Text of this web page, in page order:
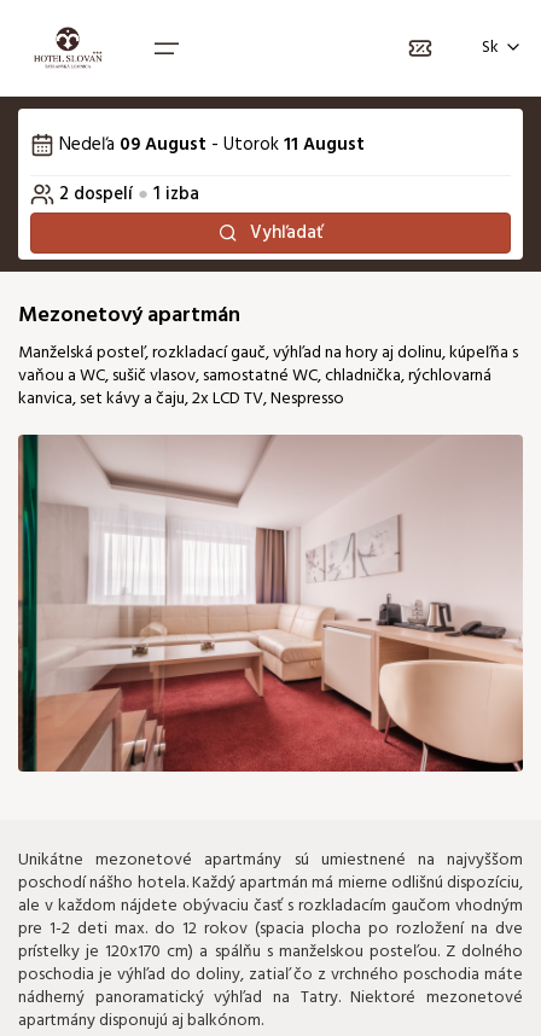
Darčekové poukážky
Sk
Nedeľa 09 August - Utorok11 August
Vyberte termín pobytu
August 2026
Po
01 02
03 04 05 06 07 08 09
10 11 12 13 14 15 16
17 18 19 20 21
25 27
2 dospelí ● 1 izba
Vyberte počet osôb
Počet dospelých
Vyhľadať
Mezonetový apartmán
Manželská posteľ, rozkladací gauč, výhľad na hory aj dolinu, kúpeľňa s
vaňou a WC, sušič vlasov, samostatné WC, chladnička, rýchlovarná
kanvica, set kávy a čaju, 2x LCD TV, Nespresso
Unikátne mezonetové apartmány sú umiestnené na najvyššom
poschodí nášho hotela. Každý apartmán má mierne odlišnú dispozíciu,
ale v každom nájdete obývaciu časť s rozkladacím gaučom vhodným
pre 1-2 deti max. do 12 rokov (spacia plocha po rozložení na dve
prístelky je 120x170 cm) a spálňu s manželskou posteľou. Z dolného
poschodia je výhľad do doliny, zatiaľ čo z vrchného poschodia máte
nádherný panoramatický výhľad na Tatry. Niektoré mezonetové
apartmány disponujú aj balkónom.
Voľba jazyka